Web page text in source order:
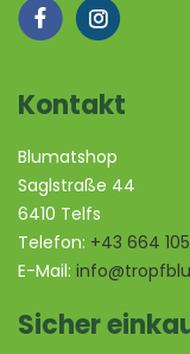
Kontakt
Blumatshop
Saglstraße 44
6410 Telfs
Telefon: +43 664
E-Mail:
Sicher